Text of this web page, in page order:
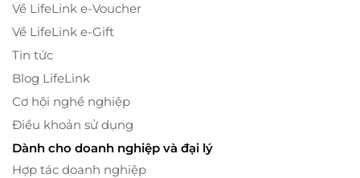
Về LifeLink e-Voucher
Về LifeLink e-Gift
Tin tức
Blog LifeLink
Cơ hội nghề nghiệp
Điều khoản sử dụng
Dành cho doanh nghiệp và đại lý
Hợp tác doanh nghiệp